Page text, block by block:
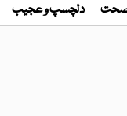
دلچسپ و عجیب